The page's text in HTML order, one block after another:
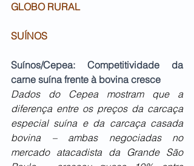
GLOBO RURAL
SUÍNOS
Suínos/Cepea: Competitividade da
carne suína frente à bovina cresce
Dados do Cepea mostram que a
diferença entre os preços da carcaça
especial suína e da carcaça casada
bovina – ambas negociadas no
mercado atacadista da Grande São